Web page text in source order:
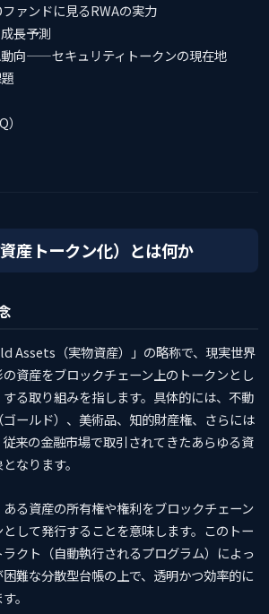
ァンドに見るRWAの実力
長予測
動向——セキュリティトークンの現在地
産トークン化）とは何か
Assets（実物資産）」の略称で、現実世界
資産をブロックチェーン上のトークンとし
る取り組みを指します。具体的には、不動
ールド）、美術品、知的財産権、さらには
来の金融市場で取引されてきたあらゆる資
なります。
ある資産の所有権や権利をブロックチェーン
して発行することを意味します。このトー
クト（自動執行されるプログラム）によっ
難な分散型台帳の上で、透明かつ効率的に
。